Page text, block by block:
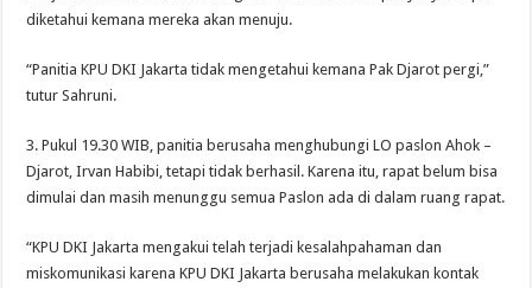
diketahui kemana mereka akan menuju.
“Panitia KPU DKI Jakarta tidak mengetahui kemana Pak Djarot pergi,”
tutur Sahruni.
3. Pukul 19.30 WIB, panitia berusaha menghubungi LO paslon Ahok –
Djarot, Irvan Habibi, tetapi tidak berhasil. Karena itu, rapat belum bisa
dimulai dan masih menunggu semua Paslon ada di dalam ruang rapat.
“KPU DKI Jakarta mengakui telah terjadi kesalahpahaman dan
miskomunikasi karena KPU DKI Jakarta berusaha melakukan kontak